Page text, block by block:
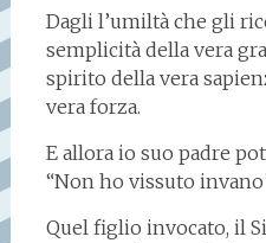
Dagli l’umiltà che gli
semplicità della vera
spirito della vera
vera forza.
E allora io suo padre
“Non ho vissuto
Quel figlio invocato, il